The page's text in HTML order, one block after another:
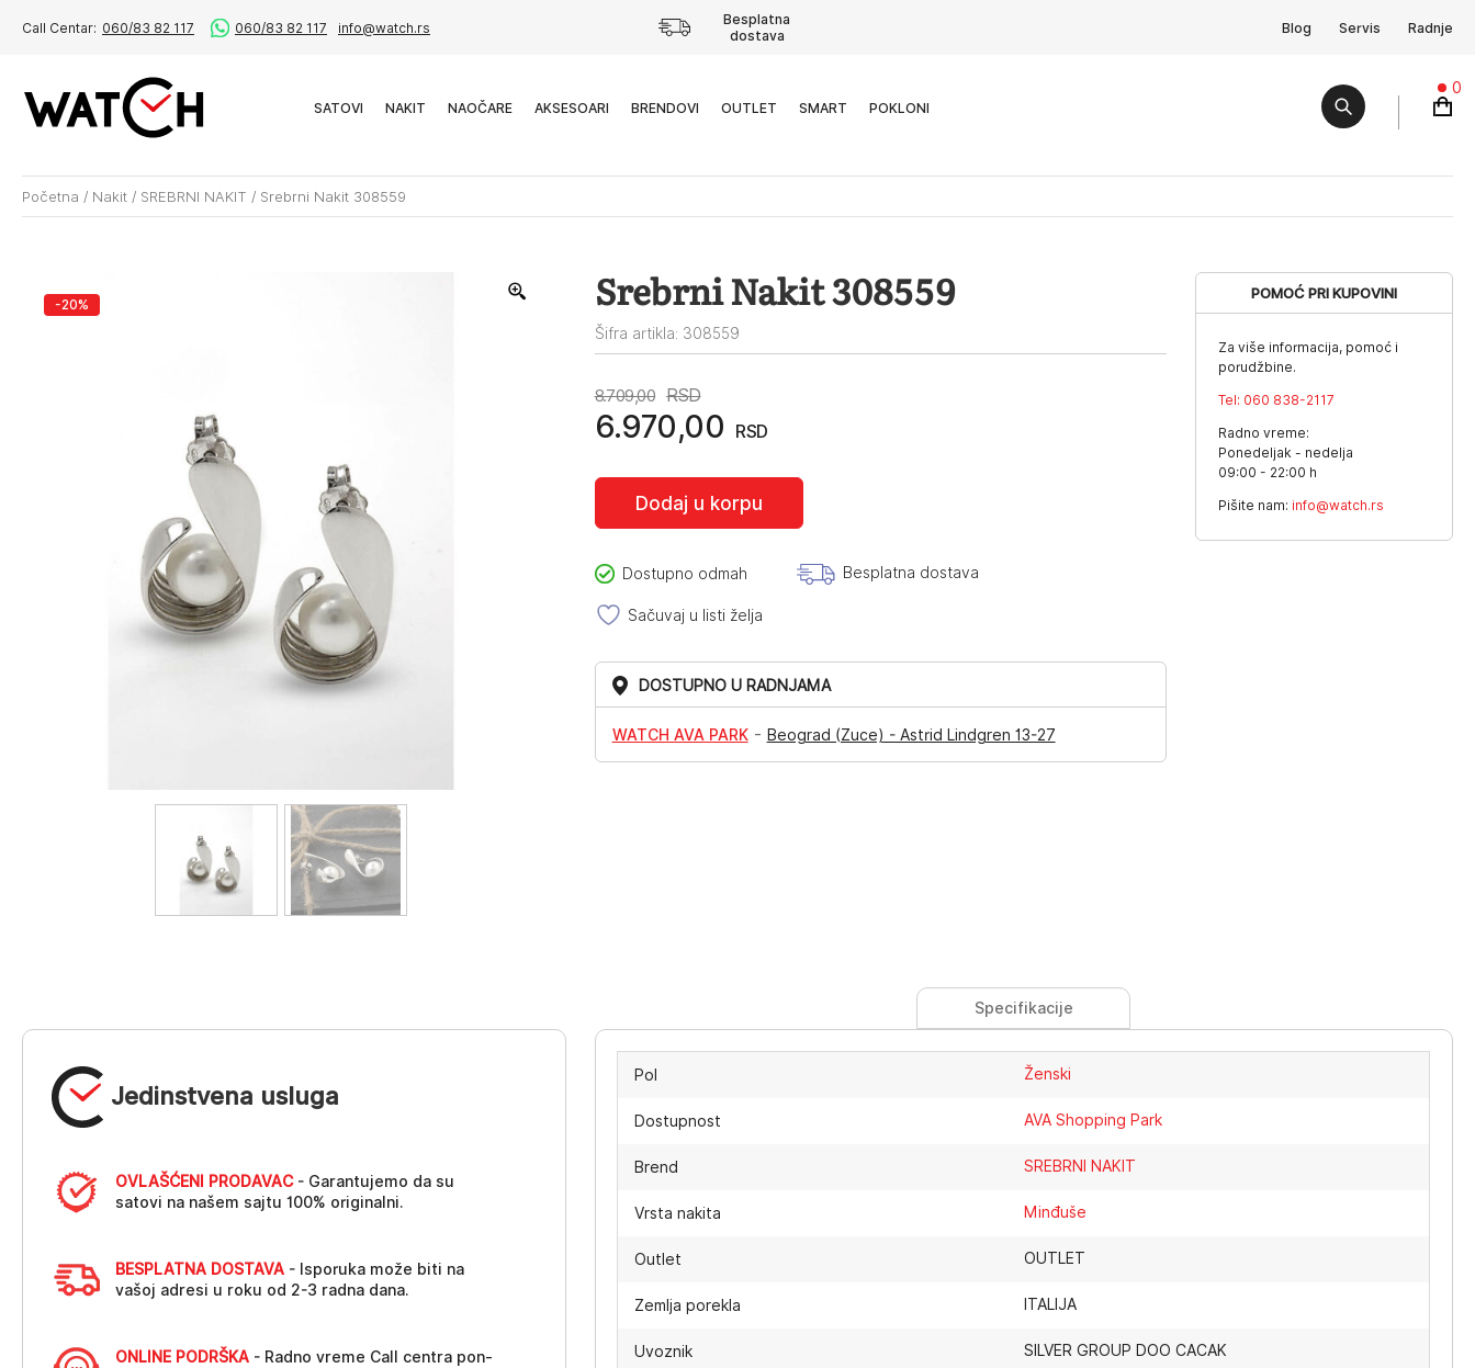
Call Centar: 060/83 82 117 060/83 82 117 info@watch.rs
Besplatna
dostava
Blog Servis Radnje
SATOVI NAKIT NAOČARE AKSESOARI BRENDOVI OUTLET SMART POKLONI
0
Početna / Nakit / SREBRNI NAKIT / Srebrni Nakit 308559
-20% Srebrni Nakit 308559
Šifra artikla: 308559
8.709,00 RSD
Originalna
cena
je
bila:
8.709,00RSD.
6.970,00 RSD
Trenutna
cena
je:
6.970,00RSD.
Dodaj u korpu
Dostupno odmah Besplatna dostava
Sačuvaj u listi želja
DOSTUPNO U RADNJAMA
WATCH AVA PARK- Beograd (Zuce) - Astrid Lindgren 13-27
POMOĆ PRI KUPOVINI
Za više informacija, pomoć i
porudžbine.
Tel: 060 838-2117
Radno vreme:
Ponedeljak - nedelja
09:00 - 22:00 h
Pišite nam: info@watch.rs
Jedinstvena usluga
OVLAŠĆENI PRODAVAC- Garantujemo da su
satovi na našem sajtu 100% originalni.
BESPLATNA DOSTAVA - Isporuka može biti na
vašoj adresi u roku od 2-3 radna dana.
ONLINE PODRŠKA - Radno vreme Call centra pon-
Specifikacije
Pol Ženski
Dostupnost AVA Shopping Park
Brend SREBRNI NAKIT
Vrsta nakita Minđuše
Outlet OUTLET
Zemlja porekla ITALIJA
Uvoznik SILVER GROUP DOO CACAK